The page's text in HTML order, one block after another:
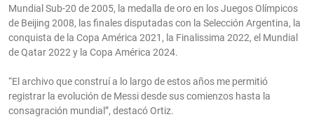
Mundial Sub-20 de 2005, la medalla de oro en los Juegos Olímpicos
de Beijing 2008, las finales disputadas con la Selección Argentina, la
conquista de la Copa América 2021, la Finalissima 2022, el Mundial
de Qatar 2022 y la Copa América 2024.
“El archivo que construí a lo largo de estos años me permitió
registrar la evolución de Messi desde sus comienzos hasta la
consagración mundial”, destacó Ortiz.